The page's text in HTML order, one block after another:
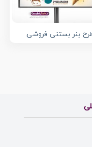
بنر بستنی فروشی